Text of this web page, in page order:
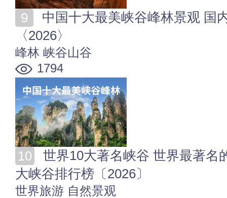
〈2026〉
峰林 峡谷山谷
1794
大峡谷排行榜〔2026〕
世界旅游 自然景观